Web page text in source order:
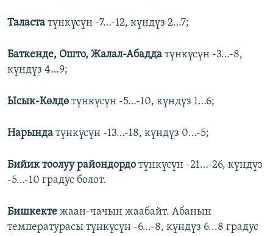
Таласта түнкүсүн -7…-12, күндүз 2…7;
Баткенде, Ошто, Жалал-Абадда түнкүсүн -3…-8,
күндүз 4…9;
Ысык-Көлдө түнкүсүн -5…-10, күндүз 1…6;
Нарында түнкүсүн -13…-18, күндүз 0…-5;
Бийик тоолуу райондордо түнкүсүн -21…-26, күндүз
-5…-10 градус болот.
Бишкекте жаан-чачын жаабайт. Абанын
температурасы түнкүсүн -6…-8, күндүз 6...8 градус